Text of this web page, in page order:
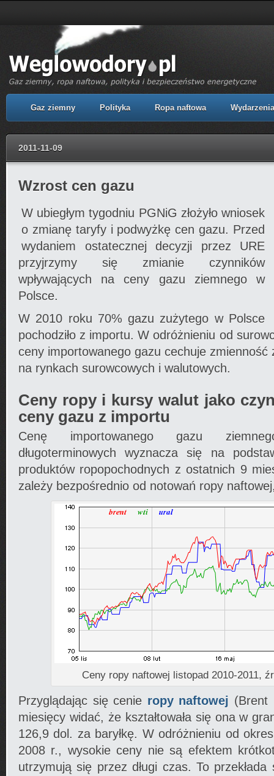
Gaz ziemny Polityka Ropa naftowa Wydarzenia
2011-11-09
Wzrost cen gazu
W ubiegłym tygodniu PGNiG złożyło wniosek
o zmianę taryfy i podwyżkę cen gazu. Przed
wydaniem ostatecznej decyzji przez URE
przyjrzymy się zmianie czynników
wpływających na ceny gazu ziemnego w
Polsce.
W 2010 roku 70% gazu zużytego w Polsce
pochodziło z importu. W odróżnieniu od
ceny importowanego gazu cechuje zmienność
na rynkach surowcowych i walutowych.
Ceny ropy i kursy walut jako
ceny gazu z importu
Cenę importowanego gazu
długoterminowych wyznacza się na
produktów ropopochodnych z ostatnich 9
zależy bezpośrednio od notowań ropy
Ceny ropy naftowej listopad 2010-2011,
Przyglądając się cenie ropy naftowej (Brent
miesięcy widać, że kształtowała się ona w
126,9 dol. za baryłkę. W odróżnieniu od
2008 r., wysokie ceny nie są efektem
utrzymują się przez długi czas. To